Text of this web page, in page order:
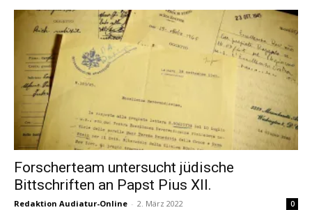
Forscherteam untersucht jüdische
Bittschriften an Papst Pius XII.
Redaktion Audiatur-Online - 2. März 2022 0